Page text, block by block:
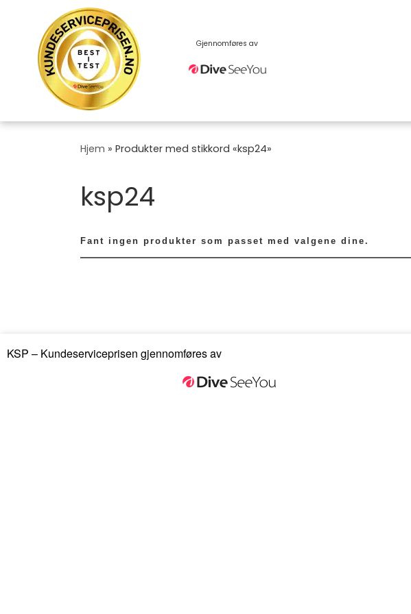
content
Gjennomføres av
Hjem » Produkter med stikkord «ksp24»
ksp24
Fant ingen produkter som passet med valgene dine.
KSP – Kundeserviceprisen gjennomføres av